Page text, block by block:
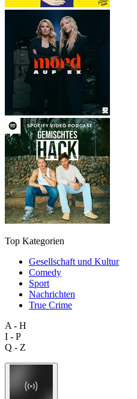
Top Kategorien
Gesellschaft und Kultur
Comedy
Sport
Nachrichten
True Crime
A - H
I - P
Q - Z